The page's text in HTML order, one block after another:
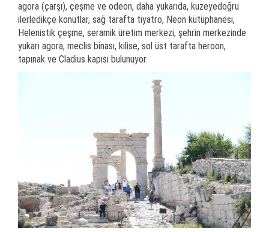
agora (çarşı), çeşme ve odeon, daha yukarıda, kuzeyedoğru
ilerledikçe konutlar, sağ tarafta tiyatro, Neon kütüphanesi,
Helenistik çeşme, seramik üretim merkezi, şehrin merkezinde
yukarı agora, meclis binası, kilise, sol üst tarafta heroon,
tapınak ve Cladius kapısı bulunuyor.